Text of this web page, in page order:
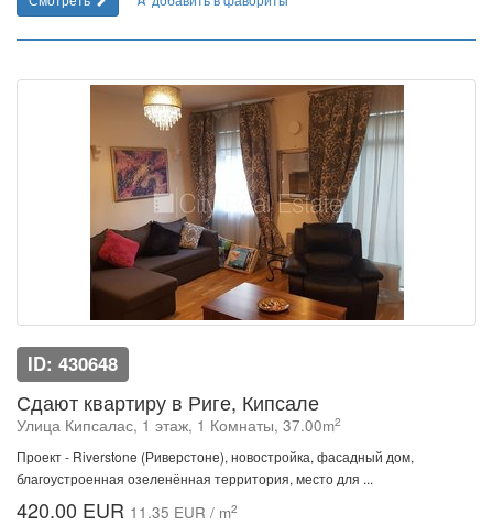
ID: 430648
Сдают квартиру в Риге, Кипсале
Улица Кипсалас, 1 этаж, 1 Комнаты, 37.00m2
Проект - Riverstone (Риверстоне), новостройка, фасадный дом,
благоустроенная озеленённая территория, место для ...
420.00 EUR 11.35 EUR / m2